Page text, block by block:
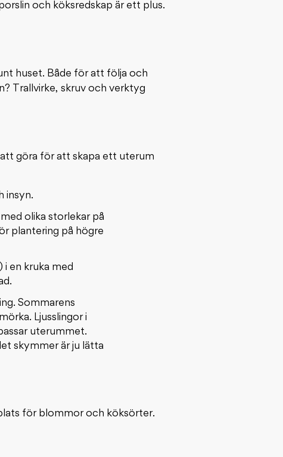
och köksredskap är ett plus.
huset. Både för att följa och
Trallvirke, skruv och verktyg
göra för att skapa ett uterum
insyn.
olika storlekar på
plantering på högre
en kruka med
Sommarens
Ljusslingor i
uterummet.
skymmer är ju lätta
för blommor och köksörter.